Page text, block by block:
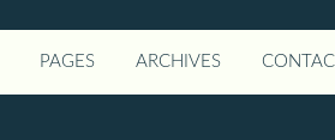
PAGES ARCHIVES